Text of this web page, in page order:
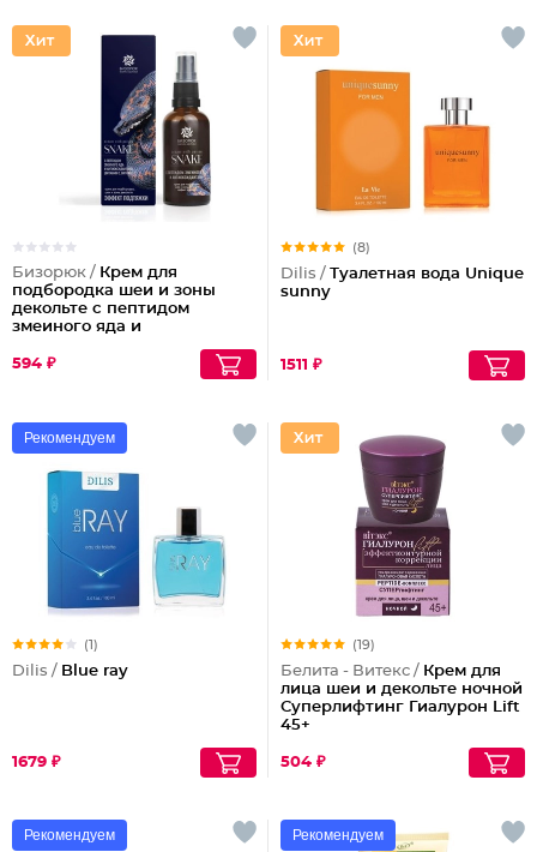
Бизорюк / Крем для
подбородка шеи и зоны
декольте с пептидом
змеиного яда и
594 ₽
(8)
Dilis / Туалетная вода Unique
sunny
1511 ₽
Рекомендуем
(1)
Dilis / Blue ray
1679 ₽
(19)
Белита - Витекс / Крем для
лица шеи и декольте ночной
Суперлифтинг Гиалурон Lift
45+
504 ₽
Рекомендуем Рекомендуем